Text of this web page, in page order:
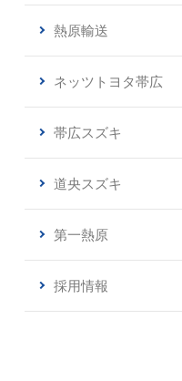
熱原輸送
ネッツトヨタ帯広
帯広スズキ
道央スズキ
第一熱原
採用情報